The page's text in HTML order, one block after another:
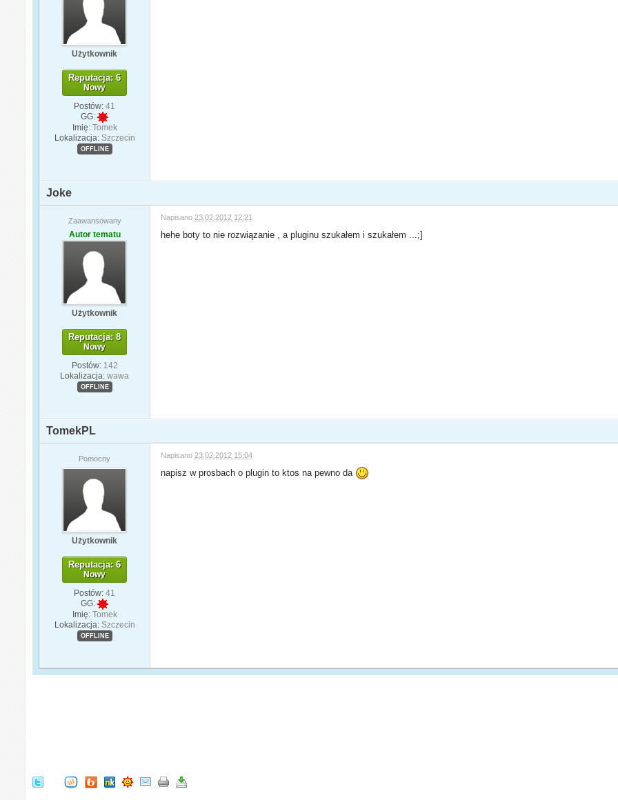
Użytkownik
Reputacja: 6
Nowy
Postów: 41
GG:
Imię: Tomek
Lokalizacja: Szczecin
OFFLINE
Joke
Zaawansowany
Autor tematu
Użytkownik
Reputacja: 8
Nowy
Postów: 142
Lokalizacja: wawa
OFFLINE
Napisano 23.02.2012 12:21
hehe boty to nie rozwiązanie , a pluginu szukałem i szukałem ...;]
TomekPL
Pomocny
Użytkownik
Reputacja: 6
Nowy
Postów: 41
GG:
Imię: Tomek
Lokalizacja: Szczecin
OFFLINE
Napisano 23.02.2012 15:04
napisz w prosbach o plugin to ktos na pewno da